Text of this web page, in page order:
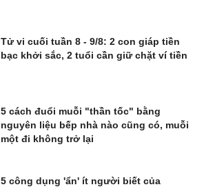
Tử vi cuối tuần 8 - 9/8: 2 con giáp tiền
bạc khởi sắc, 2 tuổi cần giữ chặt ví tiền
5 cách đuổi muỗi "thần tốc" bằng
nguyên liệu bếp nhà nào cũng có, muỗi
một đi không trở lại
5 công dụng 'ẩn' ít người biết của